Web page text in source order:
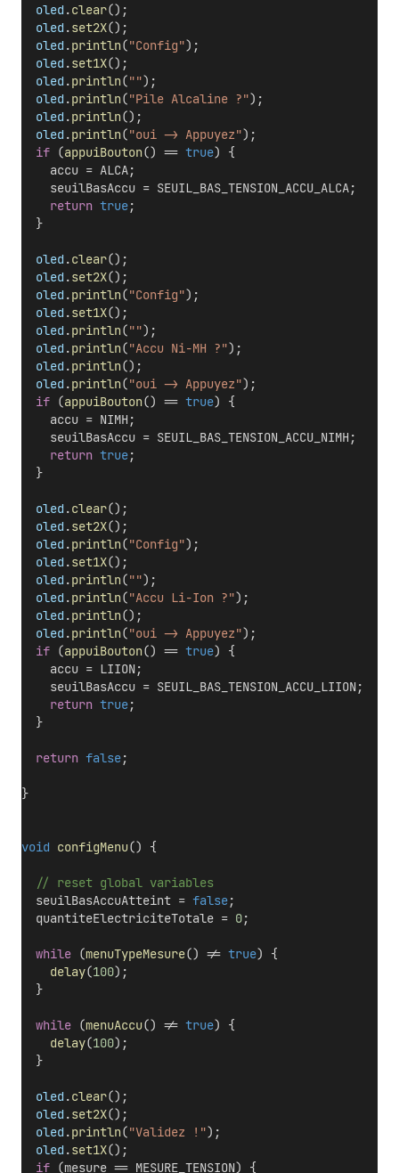
oled.clear();
oled.set2X();
oled.println("Config");
oled.set1X();
oled.println("");
oled.println("Pile Alcaline ?");
oled.println();
oled.println("oui -> Appuyez");
if (appuiBouton() == true) {
    accu = ALCA;
    seuilBasAccu = SEUIL_BAS_TENSION_ACCU_ALCA;
return true;
  }
oled.clear();
oled.set2X();
oled.println("Config");
oled.set1X();
oled.println("");
oled.println("Accu Ni-MH ?");
oled.println();
oled.println("oui -> Appuyez");
if (appuiBouton() == true) {
    accu = NIMH;
    seuilBasAccu = SEUIL_BAS_TENSION_ACCU_NIMH;
return true;
  }
oled.clear();
oled.set2X();
oled.println("Config");
oled.set1X();
oled.println("");
oled.println("Accu Li-Ion ?");
oled.println();
oled.println("oui -> Appuyez");
if (appuiBouton() == true) {
    accu = LIION;
    seuilBasAccu = SEUIL_BAS_TENSION_ACCU_LIION;
return true;
  }
return false;
}
void configMenu() {
  // reset global variables
  seuilBasAccuAtteint =
false;
  quantiteElectriciteTotale =
0;
while (menuTypeMesure() != true) {
delay(100);
  }
while (menuAccu() != true) {
delay(100);
  }
oled.clear();
oled.set2X();
oled.println("Validez !");
oled.set1X();
if (mesure == MESURE_TENSION) {